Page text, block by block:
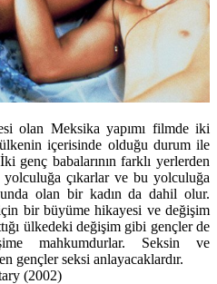
olan Meksika yapımı filmde iki
içerisinde olduğu durum ile
genç babalarının farklı yerlerden
yolculuğa çıkarlar ve bu yolculuğa
olan bir kadın da dahil olur.
bir büyüme hikayesi ve değişim
ülkedeki değişim gibi gençler de
mahkumdurlar. Seksin ve
gençler seksi anlayacaklardır.
(2002)